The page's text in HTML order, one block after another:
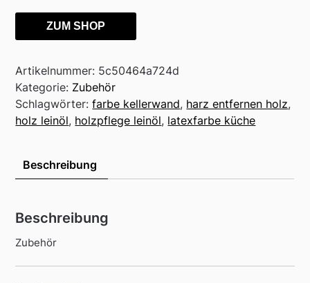
ZUM SHOP
Artikelnummer: 5c50464a724d
Kategorie: Zubehör
Schlagwörter:farbe kellerwand, harz entfernen holz,
holz leinöl, holzpflege leinöl, latexfarbe küche
Beschreibung
Beschreibung
Zubehör